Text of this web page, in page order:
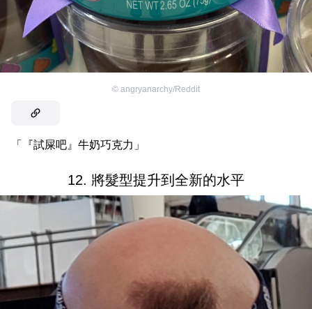
© angryanarchy/Reddit
「『試屎吧』牛奶巧克力」
12. 將髮型提升到全新的水平